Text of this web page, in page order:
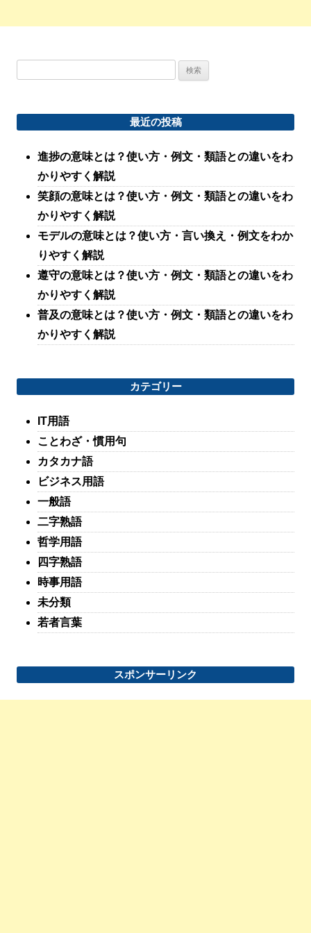
最近の投稿
進捗の意味とは？使い方・例文・類語との違いをわ
かりやすく解説
笑顔の意味とは？使い方・例文・類語との違いをわ
かりやすく解説
モデルの意味とは？使い方・言い換え・例文をわか
りやすく解説
遵守の意味とは？使い方・例文・類語との違いをわ
かりやすく解説
普及の意味とは？使い方・例文・類語との違いをわ
かりやすく解説
カテゴリー
IT用語
ことわざ・慣用句
カタカナ語
ビジネス用語
一般語
二字熟語
哲学用語
四字熟語
時事用語
未分類
若者言葉
スポンサーリンク